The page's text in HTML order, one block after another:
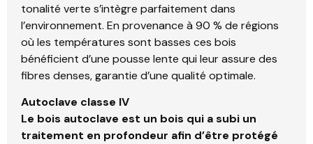
tonalité verte s’intègre parfaitement dans
l’environnement. En provenance à 90 % de régions
où les températures sont basses ces bois
bénéficient d’une pousse lente qui leur assure des
fibres denses, garantie d’une qualité optimale.
Autoclave classe IV
Le bois autoclave est un bois qui a subi un
traitement en profondeur afin d’être protégé